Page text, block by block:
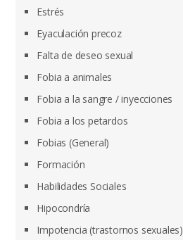
Estrés
Eyaculación precoz
Falta de deseo sexual
Fobia a animales
Fobia a la sangre / inyecciones
Fobia a los petardos
Fobias (General)
Formación
Habilidades Sociales
Hipocondría
Impotencia (trastornos sexuales)